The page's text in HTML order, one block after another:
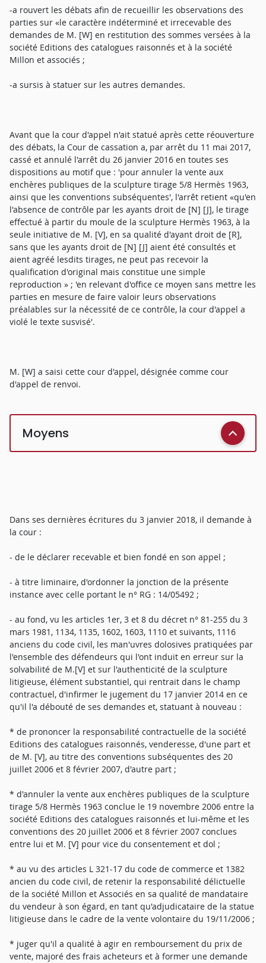
-a rouvert les débats afin de recueillir les observations des
parties sur «le caractère indéterminé et irrecevable des
demandes de M. [W] en restitution des sommes versées à la
société Editions des catalogues raisonnés et à la société
Millon et associés ;
-a sursis à statuer sur les autres demandes.
Avant que la cour d'appel n'ait statué après cette réouverture
des débats, la Cour de cassation a, par arrêt du 11 mai 2017,
cassé et annulé l'arrêt du 26 janvier 2016 en toutes ses
dispositions au motif que : 'pour annuler la vente aux
enchères publiques de la sculpture tirage 5/8 Hermès 1963,
ainsi que les conventions subséquentes', l'arrêt retient «qu'en
l'absence de contrôle par les ayants droit de [N] [J], le tirage
effectué à partir du moule de la sculpture Hermès 1963, à la
seule initiative de M. [V], en sa qualité d'ayant droit de [R],
sans que les ayants droit de [N] [J] aient été consultés et
aient agréé lesdits tirages, ne peut pas recevoir la
qualification d'original mais constitue une simple
reproduction » ; 'en relevant d'office ce moyen sans mettre les
parties en mesure de faire valoir leurs observations
préalables sur la nécessité de ce contrôle, la cour d'appel a
violé le texte susvisé'.
M. [W] a saisi cette cour d'appel, désignée comme cour
d'appel de renvoi.
Moyens
Dans ses dernières écritures du 3 janvier 2018, il demande à
la cour :
- de le déclarer recevable et bien fondé en son appel ;
- à titre liminaire, d'ordonner la jonction de la présente
instance avec celle portant le n° RG : 14/05492 ;
- au fond, vu les articles 1er, 3 et 8 du décret n° 81-255 du 3
mars 1981, 1134, 1135, 1602, 1603, 1110 et suivants, 1116
anciens du code civil, les man'uvres dolosives pratiquées par
l'ensemble des défendeurs qui l'ont induit en erreur sur la
solvabilité de M.[V] et sur l'authenticité de la sculpture
litigieuse, élément substantiel, qui rentrait dans le champ
contractuel, d'infirmer le jugement du 17 janvier 2014 en ce
qu'il l'a débouté de ses demandes et, statuant à nouveau :
* de prononcer la responsabilité contractuelle de la société
Editions des catalogues raisonnés, venderesse, d'une part et
de M. [V], au titre des conventions subséquentes des 20
juillet 2006 et 8 février 2007, d'autre part ;
* d'annuler la vente aux enchères publiques de la sculpture
tirage 5/8 Hermès 1963 conclue le 19 novembre 2006 entre la
société Editions des catalogues raisonnés et lui-même et les
conventions des 20 juillet 2006 et 8 février 2007 conclues
entre lui et M. [V] pour vice du consentement et dol ;
* au vu des articles L 321-17 du code de commerce et 1382
ancien du code civil, de retenir la responsabilité délictuelle
de la société Millon et Associés en sa qualité de mandataire
du vendeur à son égard, en tant qu'adjudicataire de la statue
litigieuse dans le cadre de la vente volontaire du 19/11/2006 ;
* juger qu'il a qualité à agir en remboursement du prix de
vente, majoré des frais acheteurs et à former une demande